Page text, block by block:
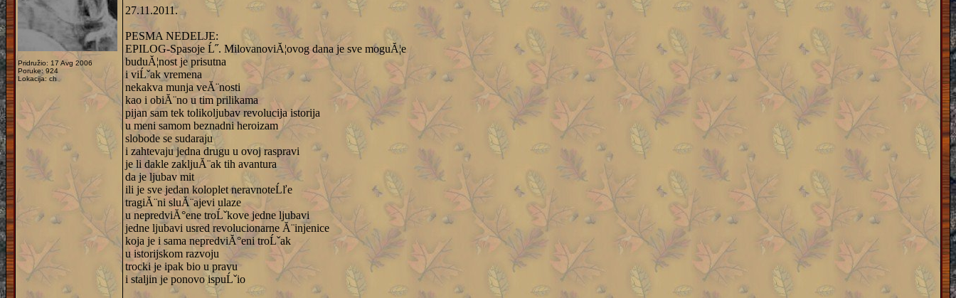
Pridružio: 17 Avg 2006
Poruke: 924
Lokacija: ch
27.11.2011.
PESMA NEDELJE:
EPILOG-Spasoje Ĺ˝. MilovanoviĂ¦ovog dana je sve moguĂ¦e
buduĂ¦nost je prisutna
i viĹˇak vremena
nekakva munja veĂ¨nosti
kao i obiĂ¨no u tim prilikama
pijan sam tek tolikoljubav revolucija istorija
u meni samom beznadni heroizam
slobode se sudaraju
i zahtevaju jedna drugu u ovoj raspravi
je li dakle zakljuĂ¨ak tih avantura
da je ljubav mit
ili je sve jedan koloplet neravnoteĹľe
tragiĂ¨ni sluĂ¨ajevi ulaze
u nepredviĂ°ene troĹˇkove jedne ljubavi
jedne ljubavi usred revolucionarne Ă¨injenice
koja je i sama nepredviĂ°eni troĹˇak
u istorijskom razvoju
trocki je ipak bio u pravu
i staljin je ponovo ispuĹˇio